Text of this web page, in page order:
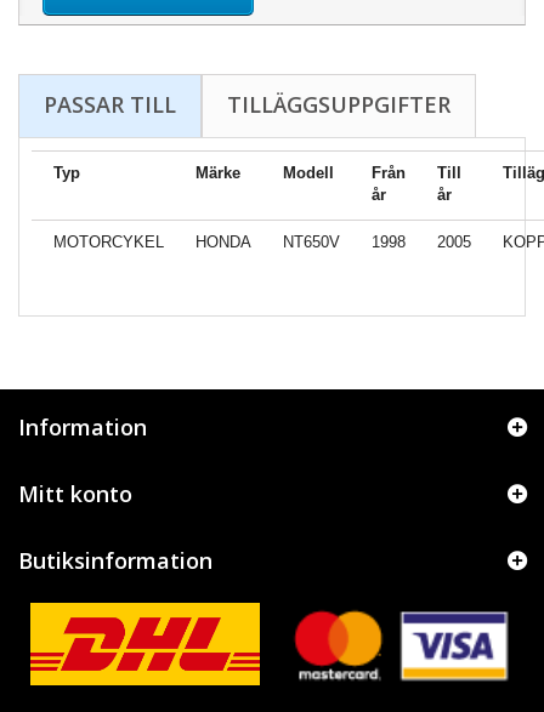
PASSAR TILL TILLÄGGSUPPGIFTER
Typ Märke Modell
Från
år
Till
år
MOTORCYKEL HONDA NT650V 1998 2005
Information
Mitt konto
Butiksinformation